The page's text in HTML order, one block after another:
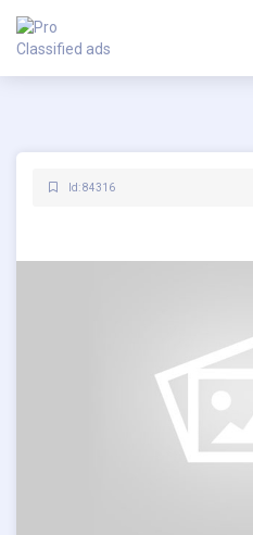
Id: 84316